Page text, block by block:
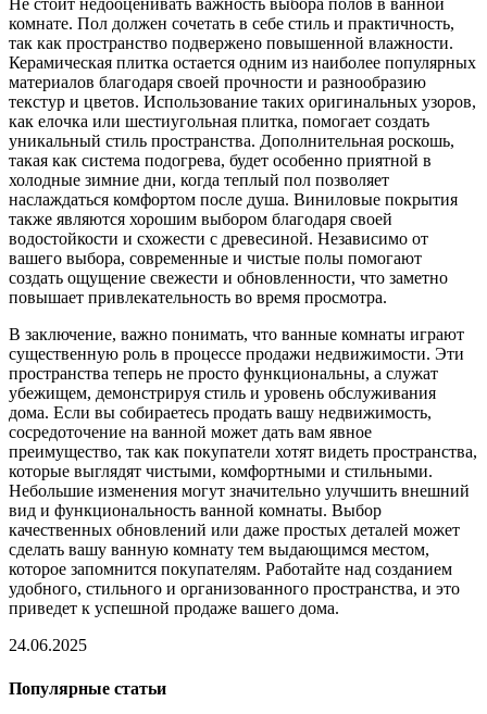
Не стоит недооценивать важность выбора полов в ванной
комнате. Пол должен сочетать в себе стиль и практичность,
так как пространство подвержено повышенной влажности.
Керамическая плитка остается одним из наиболее популярных
материалов благодаря своей прочности и разнообразию
текстур и цветов. Использование таких оригинальных узоров,
как елочка или шестиугольная плитка, помогает создать
уникальный стиль пространства. Дополнительная роскошь,
такая как система подогрева, будет особенно приятной в
холодные зимние дни, когда теплый пол позволяет
наслаждаться комфортом после душа. Виниловые покрытия
также являются хорошим выбором благодаря своей
водостойкости и схожести с древесиной. Независимо от
вашего выбора, современные и чистые полы помогают
создать ощущение свежести и обновленности, что заметно
повышает привлекательность во время просмотра.
В заключение, важно понимать, что ванные комнаты играют
существенную роль в процессе продажи недвижимости. Эти
пространства теперь не просто функциональны, а служат
убежищем, демонстрируя стиль и уровень обслуживания
дома. Если вы собираетесь продать вашу недвижимость,
сосредоточение на ванной может дать вам явное
преимущество, так как покупатели хотят видеть пространства,
которые выглядят чистыми, комфортными и стильными.
Небольшие изменения могут значительно улучшить внешний
вид и функциональность ванной комнаты. Выбор
качественных обновлений или даже простых деталей может
сделать вашу ванную комнату тем выдающимся местом,
которое запомнится покупателям. Работайте над созданием
удобного, стильного и организованного пространства, и это
приведет к успешной продаже вашего дома.
24.06.2025
Популярные статьи